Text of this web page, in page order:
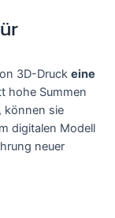
3D-Druck eine
hohe Summen
können sie
digitalen Modell
neuer